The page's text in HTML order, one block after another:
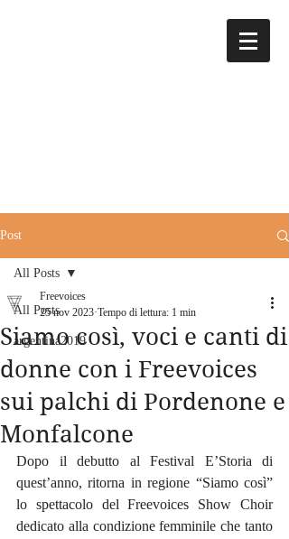
Post
All Posts
argentina2019
All Posts
Siamo così, voci e canti di
donne con i Freevoices
sui palchi di Pordenone e
Monfalcone
Freevoices
25 nov 2023 Tempo di lettura: 1 min
Dopo il debutto al Festival E’Storia di
quest’anno, ritorna in regione “Siamo così”
lo spettacolo del Freevoices Show Choir
dedicato alla condizione femminile che tanto